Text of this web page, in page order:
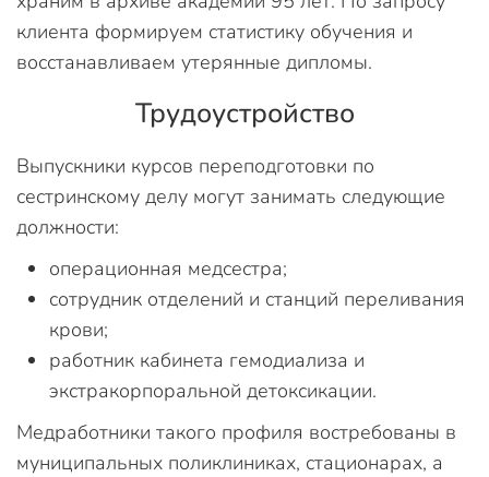
клиента формируем статистику обучения и
восстанавливаем утерянные дипломы.
Трудоустройство
Выпускники курсов переподготовки по
сестринскому делу могут занимать следующие
должности:
операционная медсестра;
сотрудник отделений и станций переливания
крови;
работник кабинета гемодиализа и
экстракорпоральной детоксикации.
Медработники такого профиля востребованы в
муниципальных поликлиниках, стационарах, а